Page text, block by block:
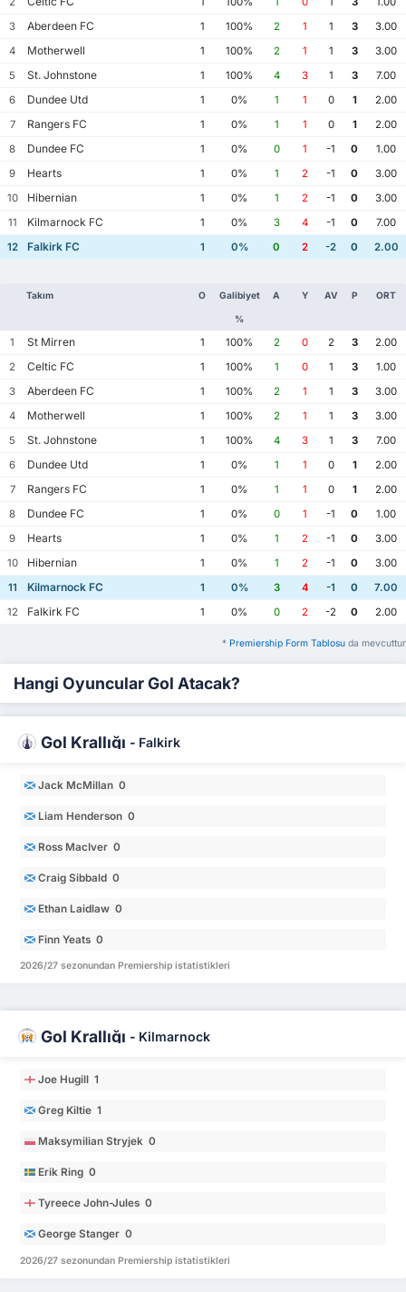
3
Aberdeen FC 1 100% 2 1 1 3
3.00
4
Motherwell 1 100% 2 1 1 3
3.00
5
St. Johnstone 1 100% 4 3 1 3
7.00
6
Dundee Utd 1 0% 1 1 0 1
2.00
7
Rangers FC 1 0% 1 1 0 1
2.00
8
Dundee FC 1 0% 0 1 -1 0
1.00
9
Hearts 1 0% 1 2 -1 0
3.00
10
Hibernian 1 0% 1 2 -1 0
3.00
11
Kilmarnock FC 1 0% 3 4 -1 0
7.00
12
Falkirk FC 1 0% 0 2 -2 0 2.00
Takım O Galibiyet
%
A Y AV P ORT
1 St Mirren 1 100% 2 0 2 3
2.00
2
Celtic FC 1 100% 1 0 1 3
1.00
3
Aberdeen FC 1 100% 2 1 1 3
3.00
4
Motherwell 1 100% 2 1 1 3
3.00
5
St. Johnstone 1 100% 4 3 1 3
7.00
6
Dundee Utd 1 0% 1 1 0 1
2.00
7
Rangers FC 1 0% 1 1 0 1
2.00
8
Dundee FC 1 0% 0 1 -1 0
1.00
9
Hearts 1 0% 1 2 -1 0
3.00
10
Hibernian 1 0% 1 2 -1 0
3.00
11
Kilmarnock FC 1 0% 3 4 -1 0
7.00
12
Falkirk FC 1 0% 0 2 -2 0 2.00
* Premiership Form Tablosu da mevcuttur
Hangi Oyuncular Gol Atacak?
Gol Krallığı - Falkirk
Jack McMillan 0
Liam Henderson 0
Ross MacIver 0
Craig Sibbald 0
Ethan Laidlaw 0
Finn Yeats 0
2026/27 sezonundan Premiership istatistikleri
Gol Krallığı - Kilmarnock
Joe Hugill 1
Greg Kiltie 1
Maksymilian Stryjek 0
Erik Ring 0
Tyreece John-Jules 0
George Stanger 0
2026/27 sezonundan Premiership istatistikleri